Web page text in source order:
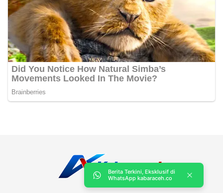
Berita Terkini, Eksklusif di
WhatsApp kabaraceh.co